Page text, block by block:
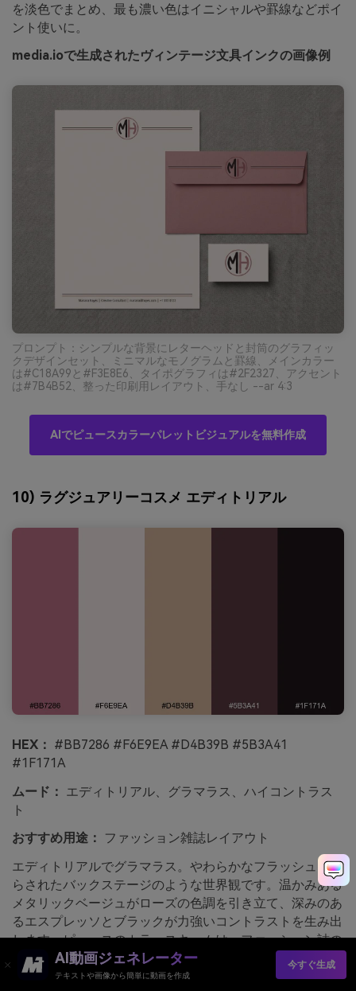
を淡色でまとめ、最も濃い色はイニシャルや罫線などポイ
ント使いに。
media.ioで生成されたヴィンテージ文具インクの画像例
プロンプト：シンプルな背景にレターヘッドと封筒のグラフィッ
クデザインセット、ミニマルなモノグラムと罫線、メインカラー
は#C18A99と#F3E8E6、タイポグラフィは#2F2327、アクセント
は#7B4B52、整った印刷用レイアウト、手なし --ar 4:3
AIでピュースカラーパレットビジュアルを無料作成
10) ラグジュアリーコスメ エディトリアル
HEX： #BB7286 #F6E9EA #D4B39B #5B3A41
#1F171A
ムード： エディトリアル、グラマラス、ハイコントラス
ト
おすすめ用途：
ファッション雑誌レイアウト
エディトリアルでグラマラス。やわらかなフラッシュに照
らされたバックステージのような世界観です。温かみある
メタリックベージュがローズの色調を引き立て、深みのあ
るエスプレッソとブラックが力強いコントラストを生み出
します。ピュースのカラースキームは、ファッション誌の
特集やルックブック、プレミアムなキャンペーン資料に最
適です。コツ：本文は淡い背景にし、最も濃い色はキーワ
AI動画ジェネレーター
テキストや画像から簡単に動画を作成
今すぐ生成